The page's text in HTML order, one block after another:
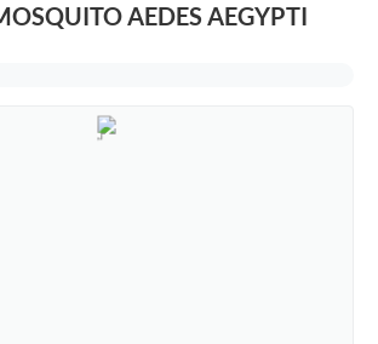
AEDES AEGYPTI